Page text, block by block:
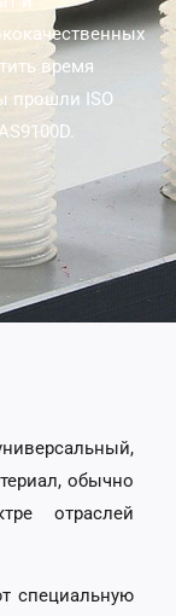
время
прошли ISO
обычно
отраслей
специальную